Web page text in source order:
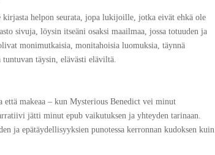
helpon seurata, jopa lukijoille, jotka eivät ehkä ole
sivuja, löysin itseäni osaksi maailmaa, jossa totuuden ja
monimutkaisia, monitahoisia luomuksia, täynnä
täysin, elävästi eläviltä.
että makeaa – kun Mysterious Benedict vei minut
jätti minut epub vaikutuksen ja yhteyden tarinaan.
ja epätäydellisyyksien punotessa kerronnan kudoksen kuin